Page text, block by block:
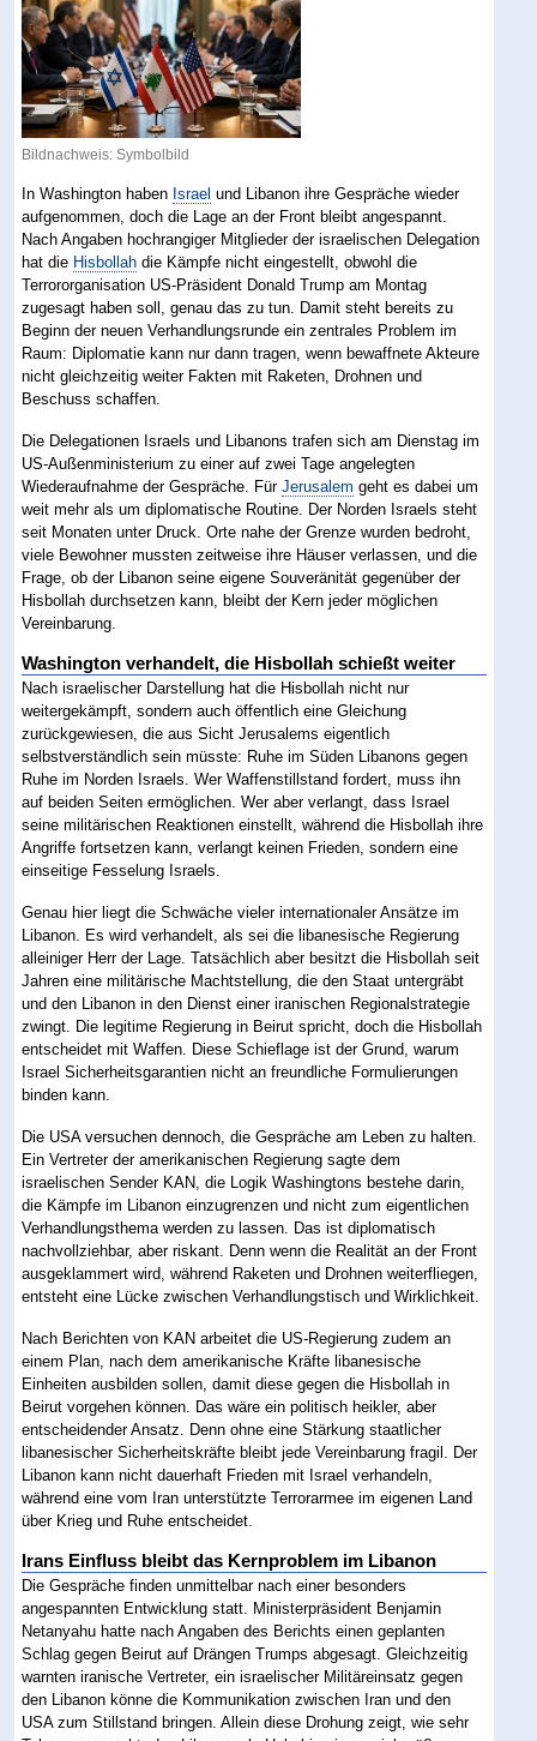
Bildnachweis: Symbolbild
In Washington haben Israel und Libanon ihre Gespräche wieder
aufgenommen, doch die Lage an der Front bleibt angespannt.
Nach Angaben hochrangiger Mitglieder der israelischen Delegation
hat die Hisbollah die Kämpfe nicht eingestellt, obwohl die
Terrororganisation US-Präsident Donald Trump am Montag
zugesagt haben soll, genau das zu tun. Damit steht bereits zu
Beginn der neuen Verhandlungsrunde ein zentrales Problem im
Raum: Diplomatie kann nur dann tragen, wenn bewaffnete Akteure
nicht gleichzeitig weiter Fakten mit Raketen, Drohnen und
Beschuss schaffen.
Die Delegationen Israels und Libanons trafen sich am Dienstag im
US-Außenministerium zu einer auf zwei Tage angelegten
Wiederaufnahme der Gespräche. FürJerusalem geht es dabei um
weit mehr als um diplomatische Routine. Der Norden Israels steht
seit Monaten unter Druck. Orte nahe der Grenze wurden bedroht,
viele Bewohner mussten zeitweise ihre Häuser verlassen, und die
Frage, ob der Libanon seine eigene Souveränität gegenüber der
Hisbollah durchsetzen kann, bleibt der Kern jeder möglichen
Vereinbarung.
Washington verhandelt, die Hisbollah schießt weiter
Nach israelischer Darstellung hat die Hisbollah nicht nur
weitergekämpft, sondern auch öffentlich eine Gleichung
zurückgewiesen, die aus Sicht Jerusalems eigentlich
selbstverständlich sein müsste: Ruhe im Süden Libanons gegen
Ruhe im Norden Israels. Wer Waffenstillstand fordert, muss ihn
auf beiden Seiten ermöglichen. Wer aber verlangt, dass Israel
seine militärischen Reaktionen einstellt, während die Hisbollah ihre
Angriffe fortsetzen kann, verlangt keinen Frieden, sondern eine
einseitige Fesselung Israels.
Genau hier liegt die Schwäche vieler internationaler Ansätze im
Libanon. Es wird verhandelt, als sei die libanesische Regierung
alleiniger Herr der Lage. Tatsächlich aber besitzt die Hisbollah seit
Jahren eine militärische Machtstellung, die den Staat untergräbt
und den Libanon in den Dienst einer iranischen Regionalstrategie
zwingt. Die legitime Regierung in Beirut spricht, doch die Hisbollah
entscheidet mit Waffen. Diese Schieflage ist der Grund, warum
Israel Sicherheitsgarantien nicht an freundliche Formulierungen
binden kann.
Die USA versuchen dennoch, die Gespräche am Leben zu halten.
Ein Vertreter der amerikanischen Regierung sagte dem
israelischen Sender KAN, die Logik Washingtons bestehe darin,
die Kämpfe im Libanon einzugrenzen und nicht zum eigentlichen
Verhandlungsthema werden zu lassen. Das ist diplomatisch
nachvollziehbar, aber riskant. Denn wenn die Realität an der Front
ausgeklammert wird, während Raketen und Drohnen weiterfliegen,
entsteht eine Lücke zwischen Verhandlungstisch und Wirklichkeit.
Nach Berichten von KAN arbeitet die US-Regierung zudem an
einem Plan, nach dem amerikanische Kräfte libanesische
Einheiten ausbilden sollen, damit diese gegen die Hisbollah in
Beirut vorgehen können. Das wäre ein politisch heikler, aber
entscheidender Ansatz. Denn ohne eine Stärkung staatlicher
libanesischer Sicherheitskräfte bleibt jede Vereinbarung fragil. Der
Libanon kann nicht dauerhaft Frieden mit Israel verhandeln,
während eine vom Iran unterstützte Terrorarmee im eigenen Land
über Krieg und Ruhe entscheidet.
Irans Einfluss bleibt das Kernproblem im Libanon
Die Gespräche finden unmittelbar nach einer besonders
angespannten Entwicklung statt. Ministerpräsident Benjamin
Netanyahu hatte nach Angaben des Berichts einen geplanten
Schlag gegen Beirut auf Drängen Trumps abgesagt. Gleichzeitig
warnten iranische Vertreter, ein israelischer Militäreinsatz gegen
den Libanon könne die Kommunikation zwischen Iran und den
USA zum Stillstand bringen. Allein diese Drohung zeigt, wie sehr